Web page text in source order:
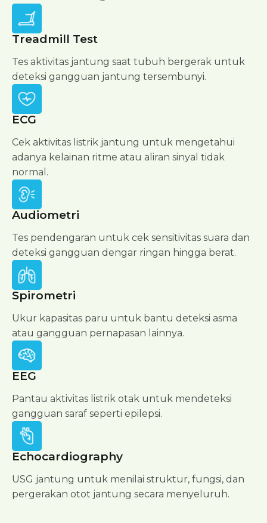
Treadmill Test
Tes aktivitas jantung saat tubuh bergerak untuk
deteksi gangguan jantung tersembunyi.
ECG
Cek aktivitas listrik jantung untuk mengetahui
adanya kelainan ritme atau aliran sinyal tidak
normal.
Audiometri
Tes pendengaran untuk cek sensitivitas suara dan
deteksi gangguan dengar ringan hingga berat.
Spirometri
Ukur kapasitas paru untuk bantu deteksi asma
atau gangguan pernapasan lainnya.
EEG
Pantau aktivitas listrik otak untuk mendeteksi
gangguan saraf seperti epilepsi.
Echocardiography
USG jantung untuk menilai struktur, fungsi, dan
pergerakan otot jantung secara menyeluruh.